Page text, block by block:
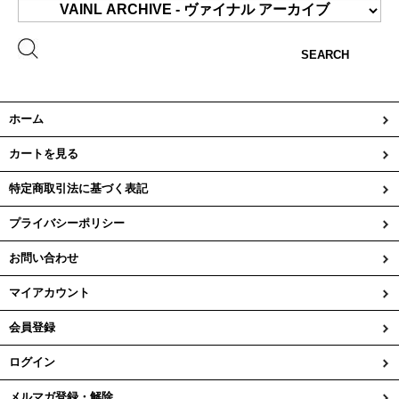
SEARCH
ホーム
カートを見る
特定商取引法に基づく表記
プライバシーポリシー
お問い合わせ
マイアカウント
会員登録
ログイン